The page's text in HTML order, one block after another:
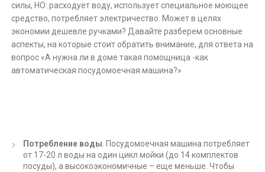
силы, НО: расходует воду, использует специальное моющее
средство, потребляет электричество. Может в целях
экономии дешевле ручками? Давайте разберем основные
аспекты, на которые стоит обратить внимание, для ответа на
вопрос «А нужна ли в доме такая помощница -как
автоматическая посудомоечная машина?»
Потребление воды . Посудомоечная машина потребляет
от 17-20 л воды на один цикл мойки (до 14 комплектов
посуды), а высокоэкономичные – еще меньше. Чтобы